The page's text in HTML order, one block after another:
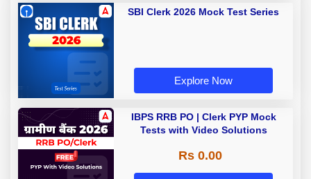
SBI Clerk 2026 Mock Test Series
Explore Now
IBPS RRB PO | Clerk PYP Mock
Tests with Video Solutions
Rs 0.00